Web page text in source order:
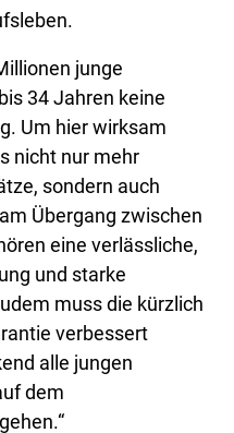
junge
34 Jahren keine
Um hier wirksam
nicht nur mehr
sondern auch
Übergang zwischen
eine verlässliche,
und starke
muss die kürzlich
verbessert
alle jungen
dem